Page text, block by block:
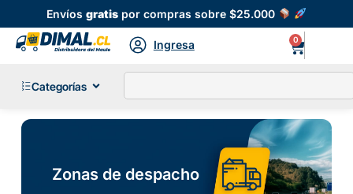
Envíosgratis por compras sobre $25.000
Ingresa 0
Categorías
Zonas de despacho